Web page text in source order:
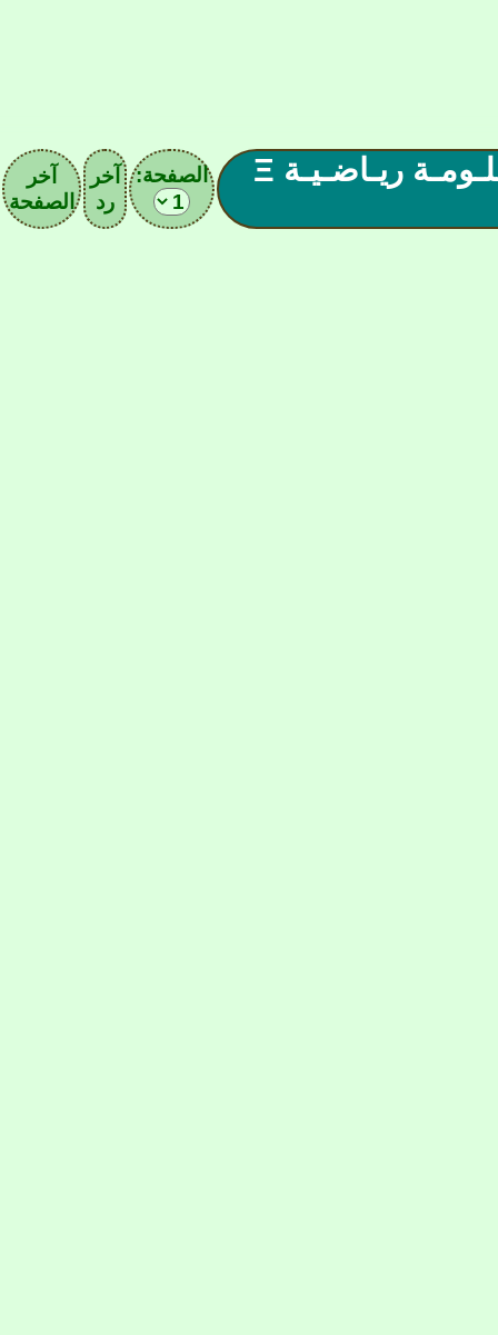
Ξ سـجـل حـضـورك الـيـومـي بـمـعـلـومـة ريـاضـيـة Ξ الصفحة:
آخر
رد
آخر
الصفحة